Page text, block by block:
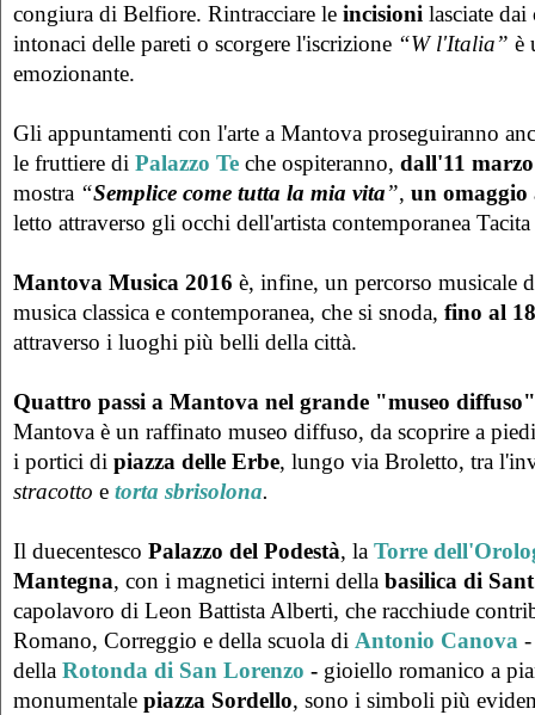
congiura di Belfiore. Rintracciare le incisioni lasciate dai
intonaci delle pareti o scorgere l'iscrizione “W l'Italia” è
emozionante.
Gli appuntamenti con l'arte a Mantova proseguiranno
le fruttiere di Palazzo Te che ospiteranno, dall'11
mostra “Semplice come tutta la mia vita”, un omaggio
letto attraverso gli occhi dell'artista contemporanea
Mantova Musica 2016 è, infine, un percorso musicale
musica classica e contemporanea, che si snoda, fino al
attraverso i luoghi più belli della città.
Quattro passi a Mantova nel grande "museo diffuso"
Mantova è un raffinato museo diffuso, da scoprire a
i portici di piazza delle Erbe, lungo via Broletto, tra
stracotto e torta sbrisolona.
Il duecentesco Palazzo del Podestà, la Torre
Mantegna, con i magnetici interni della basilica di
capolavoro di Leon Battista Alberti, che racchiude
Romano, Correggio e della scuola di Antonio Canova
della Rotonda di San Lorenzo - gioiello romanico a
monumentale piazza Sordello, sono i simboli più